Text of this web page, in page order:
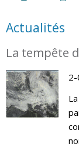
Actualités
La tempête